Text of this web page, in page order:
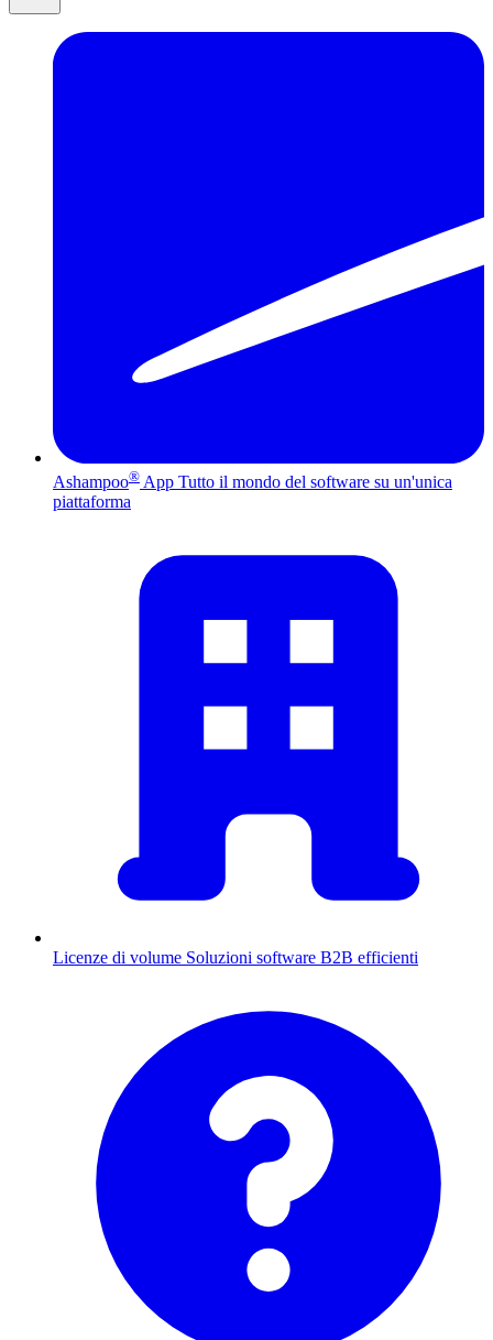
Ashampoo® App Tutto il mondo del software su un'unica
piattaforma
Licenze di volume Soluzioni software B2B efficienti